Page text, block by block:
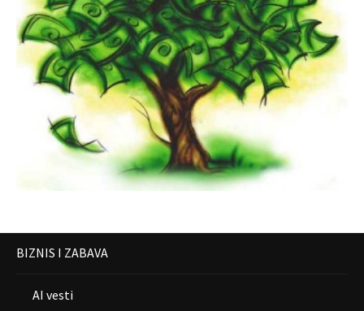
BIZNIS I ZABAVA
AI vesti